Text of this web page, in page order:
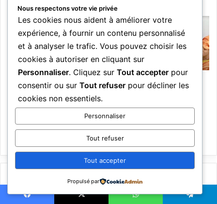
L’Orchestre Jigeen Ñi :
Harmonie féminine et rêve
chinois au cœur de la
sénégalaise
Sénégal: Jigeen Ni, le seul
orchestre constitué à
juin 6, 2026
Laisser un commentaire
Nous respectons votre vie privée
Les cookies nous aident à améliorer votre
expérience, à fournir un contenu personnalisé
et à analyser le trafic. Vous pouvez choisir les
cookies à autoriser en cliquant sur
Personnaliser. Cliquez sur Tout accepter pour
consentir ou sur Tout refuser pour décliner les
cookies non essentiels.
Personnaliser
Tout refuser
Tout accepter
Propulsé par